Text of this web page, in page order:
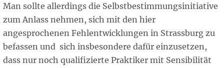
Man sollte allerdings die Selbstbestimmungsinitiative
zum Anlass nehmen, sich mit den hier
angesprochenen Fehlentwicklungen in Strassburg zu
befassen und sich insbesondere dafür einzusetzen,
dass nur noch qualifizierte Praktiker mit Sensibilität